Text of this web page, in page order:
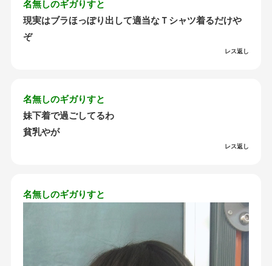
名無しのギガりすと
現実はブラほっぽり出して適当なＴシャツ着るだけや
ぞ
レス返し
名無しのギガりすと
妹下着で過ごしてるわ
貧乳やが
レス返し
名無しのギガりすと